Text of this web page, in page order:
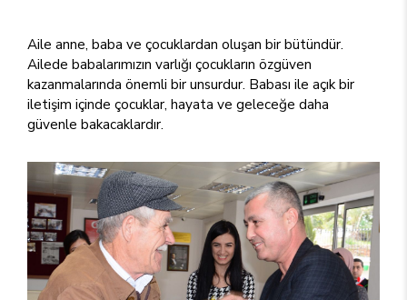
Aile anne, baba ve çocuklardan oluşan bir bütündür.
Ailede babalarımızın varlığı çocukların özgüven
kazanmalarında önemli bir unsurdur. Babası ile açık bir
iletişim içinde çocuklar, hayata ve geleceğe daha
güvenle bakacaklardır.